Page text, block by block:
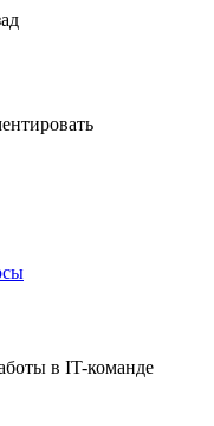
в IT-команде